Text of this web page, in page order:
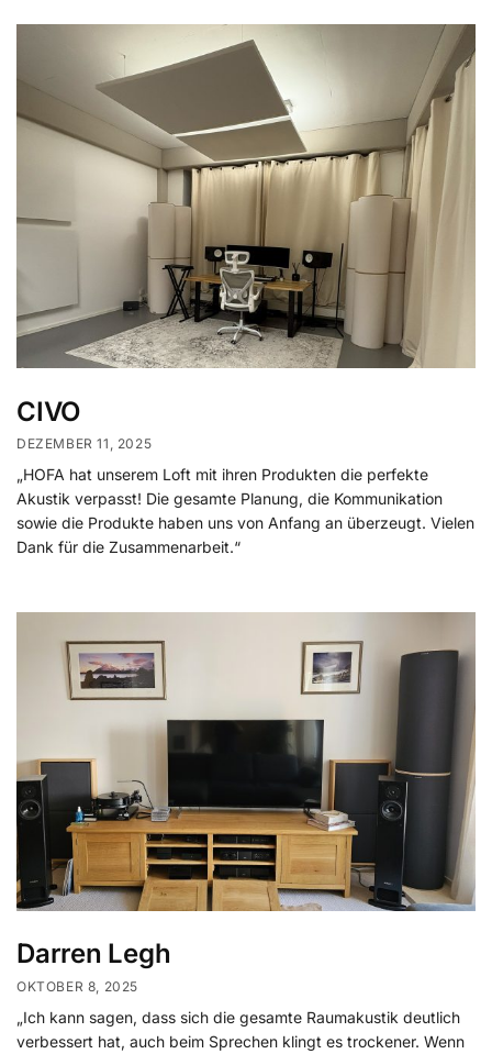
CIVO
DEZEMBER 11, 2025
„HOFA hat unserem Loft mit ihren Produkten die perfekte
Akustik verpasst! Die gesamte Planung, die Kommunikation
sowie die Produkte haben uns von Anfang an überzeugt. Vielen
Dank für die Zusammenarbeit.“
Darren Legh
OKTOBER 8, 2025
„Ich kann sagen, dass sich die gesamte Raumakustik deutlich
verbessert hat, auch beim Sprechen klingt es trockener. Wenn